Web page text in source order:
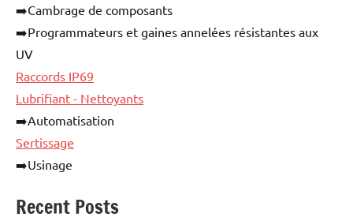
➡️Cambrage de composants
➡️Programmateurs et gaines annelées résistantes aux
UV
Raccords IP69
Lubrifiant - Nettoyants
➡️Automatisation
Sertissage
➡️Usinage
Recent Posts